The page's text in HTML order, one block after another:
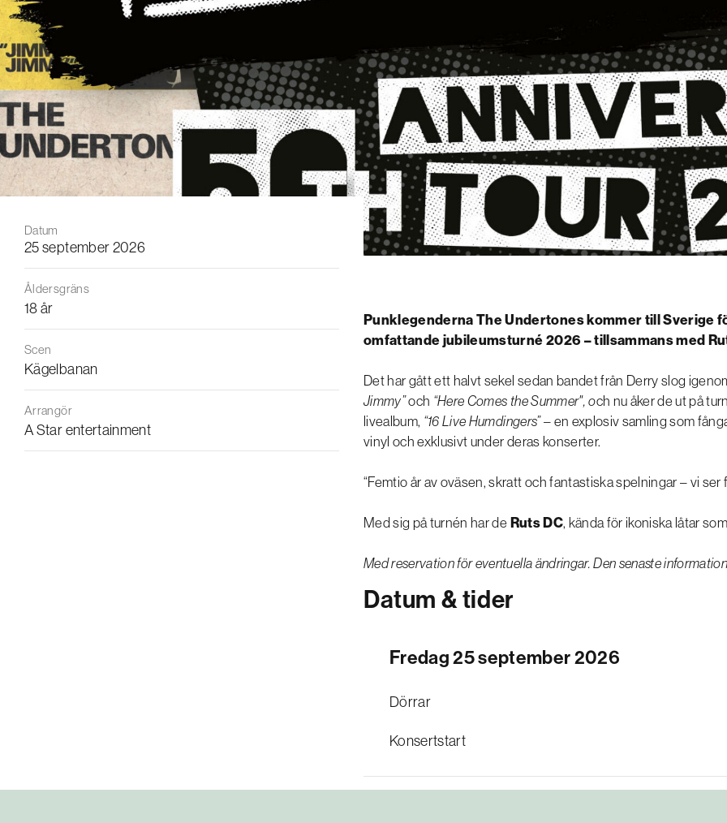
Datum
25 september 2026
Åldersgräns
18 år
Scen
Kägelbanan
Arrangör
A Star entertainment
Punklegenderna The Undertones kommer till Sverige
omfattande jubileumsturné 2026 – tillsammans med
Det har gått ett halvt sekel sedan bandet från Derry slog
Jimmy”och “Here Comes the Summer", och nu åker de ut på
livealbum, “16 Live Humdingers”– en explosiv samling som
vinyl och exklusivt under deras konserter.
“Femtio år av oväsen, skratt och fantastiska spelningar – vi
Med sig på turnén har de Ruts DC, kända för ikoniska låtar
Med reservation för eventuella ändringar. Den senaste
Datum & tider
Fredag 25 september 2026
Dörrar
Konsertstart